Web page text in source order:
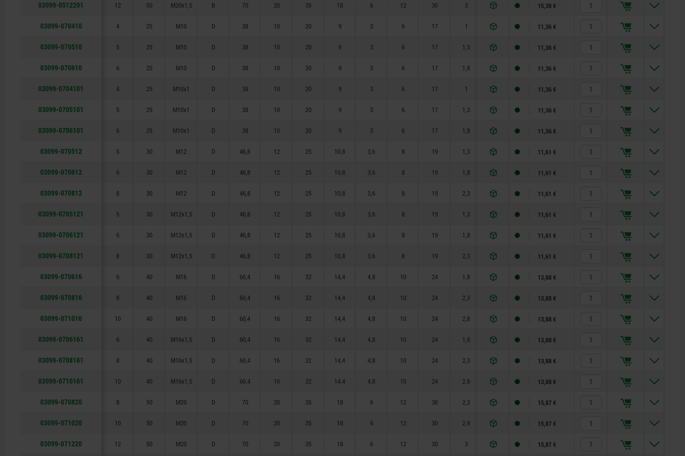
03099-0512201 12 50 M20x1,5 B 70 20 35 18 6 12 30 3 20 15,38 €
03099-070410 4 25 M10 D 38 10 20 9 3 6 17 1 11,36 €
03099-070510 5 25 M10 D 38 10 20 9 3 6 17 1,3 11,36 €
03099-070610 6 25 M10 D 38 10 20 9 3 6 17 1,8 11,36 €
03099-0704101 4 25 M10x1 D 38 10 20 9 3 6 17 1 11,36 €
03099-0705101 5 25 M10x1 D 38 10 20 9 3 6 17 1,3 11,36 €
03099-0706101 6 25 M10x1 D 38 10 20 9 3 6 17 1,8 11,36 €
03099-070512 5 30 M12 D 46,8 12 25 10,8 3,6 8 19 1,3 11,61 €
03099-070612 6 30 M12 D 46,8 12 25 10,8 3,6 8 19 1,8 11,61 €
03099-070812 8 30 M12 D 46,8 12 25 10,8 3,6 8 19 2,3 11,61 €
03099-0705121 5 30 M12x1,5 D 46,8 12 25 10,8 3,6 8 19 1,3 11,61 €
03099-0706121 6 30 M12x1,5 D 46,8 12 25 10,8 3,6 8 19 1,8 11,61 €
03099-0708121 8 30 M12x1,5 D 46,8 12 25 10,8 3,6 8 19 2,3 11,61 €
03099-070616 6 40 M16 D 60,4 16 32 14,4 4,8 10 24 1,8 15 13,88 €
03099-070816 8 40 M16 D 60,4 16 32 14,4 4,8 10 24 2,3 15 13,88 €
03099-071016 10 40 M16 D 60,4 16 32 14,4 4,8 10 24 2,8 15 13,88 €
03099-0706161 6 40 M16x1,5 D 60,4 16 32 14,4 4,8 10 24 1,8 15 13,88 €
03099-0708161 8 40 M16x1,5 D 60,4 16 32 14,4 4,8 10 24 2,3 15 13,88 €
03099-0710161 10 40 M16x1,5 D 60,4 16 32 14,4 4,8 10 24 2,8 15 13,88 €
03099-070820 8 50 M20 D 70 20 35 18 6 12 30 2,3 20 15,87 €
03099-071020 10 50 M20 D 70 20 35 18 6 12 30 2,8 20 15,87 €
03099-071220 12 50 M20 D 70 20 35 18 6 12 30 3 20 15,87 €